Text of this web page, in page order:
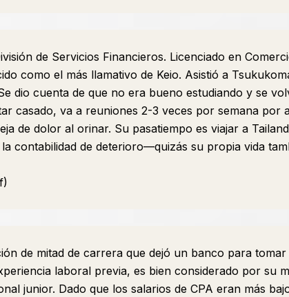
de Servicios Financieros. Licenciado en
como el más llamativo de Keio. Asistió a
dio cuenta de que no era bueno estudiando y se
casado, va a reuniones 2-3 veces por semana por
de dolor al orinar. Su pasatiempo es viajar a
contabilidad de deterioro—quizás su propia vida
de mitad de carrera que dejó un banco para tomar
laboral previa, es bien considerado por su
junior. Dado que los salarios de CPA eran más